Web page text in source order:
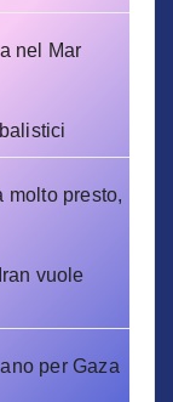
nel Mar
molto presto,
vuole
per Gaza